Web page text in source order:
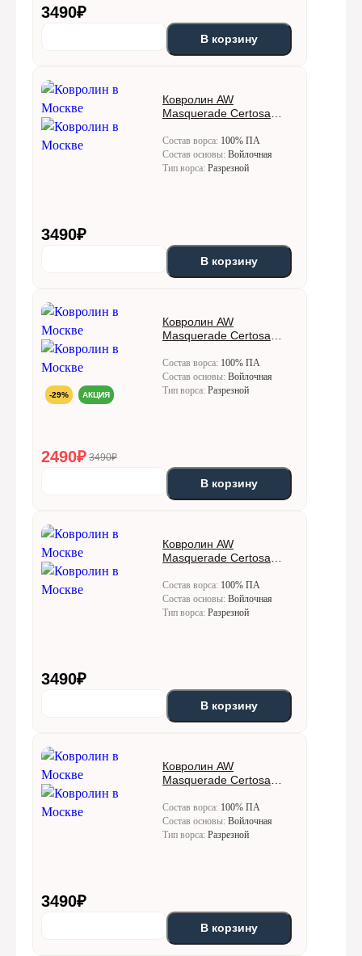
3490₽
В корзину
Ковролин AW
Masquerade Certosa
Состав ворса: 100% ПА
Состав основы: Войлочная
Тип ворса: Разрезной
3490₽
В корзину
-29% АКЦИЯ
Ковролин AW
Masquerade Certosa
Состав ворса: 100% ПА
Состав основы: Войлочная
Тип ворса: Разрезной
2490₽ 3490₽
В корзину
Ковролин AW
Masquerade Certosa
Состав ворса: 100% ПА
Состав основы: Войлочная
Тип ворса: Разрезной
3490₽
В корзину
Ковролин AW
Masquerade Certosa
Состав ворса: 100% ПА
Состав основы: Войлочная
Тип ворса: Разрезной
3490₽
В корзину